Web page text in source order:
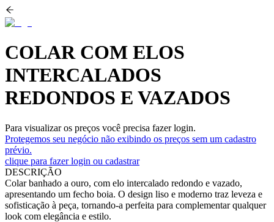
COLAR COM ELOS
INTERCALADOS
REDONDOS E VAZADOS
Para visualizar os preços você precisa fazer login.
Protegemos seu negócio não exibindo os preços sem um cadastro
prévio.
clique para fazer login ou cadastrar
DESCRIÇÃO
Colar banhado a ouro, com elo intercalado redondo e vazado,
apresentando um fecho boia. O design liso e moderno traz leveza e
sofisticação à peça, tornando-a perfeita para complementar qualquer
look com elegância e estilo.